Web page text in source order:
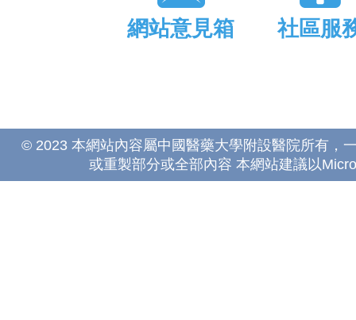
網站意見箱 社區服
© 2023 本網站內容屬中國醫藥大學附設醫院所有，
或重製部分或全部內容 本網站建議以